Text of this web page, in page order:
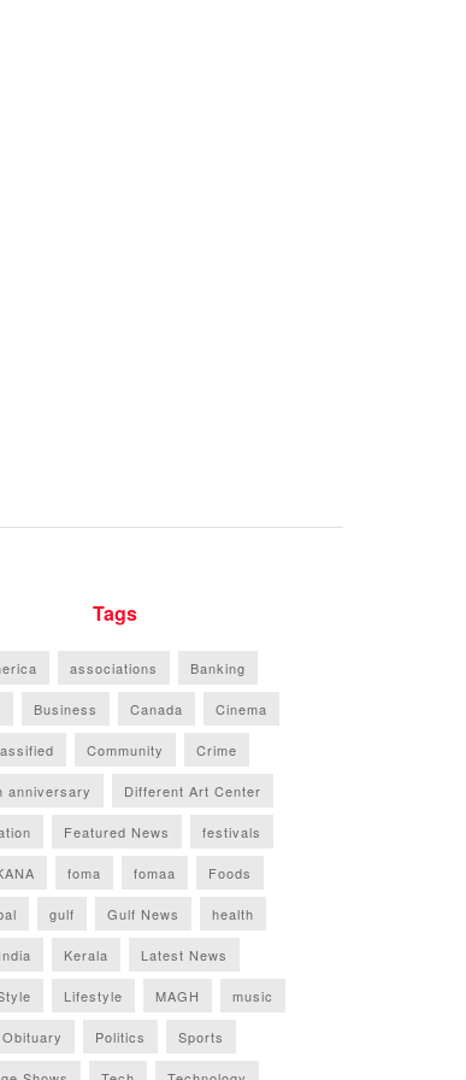
Tags
associations Banking
Business Canada Cinema
Community Crime
anniversary Different Art Center
Featured News festivals
foma fomaa Foods
gulf Gulf News health
India Kerala Latest News
Lifestyle MAGH music
Obituary Politics Sports